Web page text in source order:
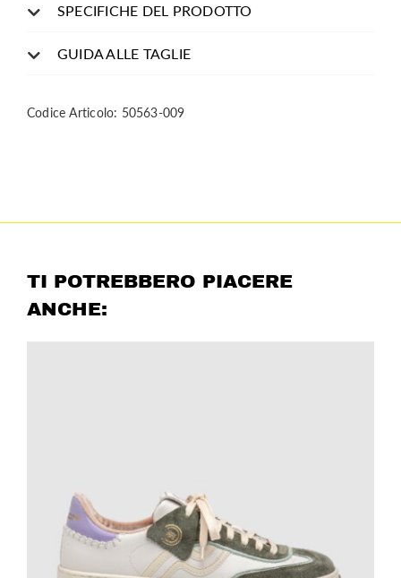
SPECIFICHE DEL PRODOTTO
GUIDA ALLE TAGLIE
Codice Articolo: 50563-009
TI POTREBBERO PIACERE
ANCHE: